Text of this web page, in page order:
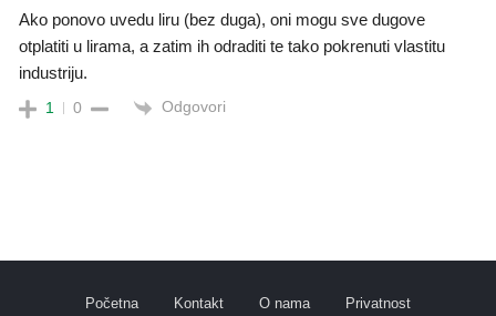
Ako ponovo uvedu liru (bez duga), oni mogu sve dugove
otplatiti u lirama, a zatim ih odraditi te tako pokrenuti vlastitu
industriju.
1 0 Odgovori
Početna Kontakt O nama Privatnost